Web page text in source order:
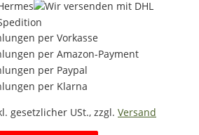
gesetzlicher USt., zzgl. Versand